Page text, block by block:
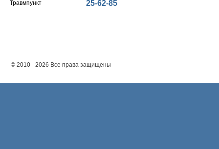
Травмпункт 25-62-85
© 2010 - 2026 Все права защищены